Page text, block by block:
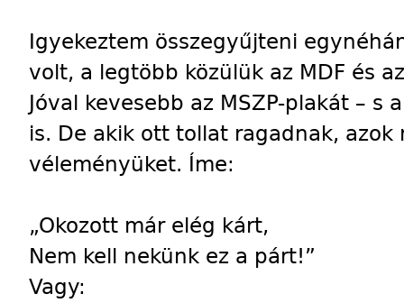
Igyekeztem összegyűjteni
volt, a legtöbb közülük az MDF és
Jóval kevesebb az MSZP-plakát – s
is. De akik ott tollat ragadnak, azok
véleményüket. Íme:
„Okozott már elég kárt,
Nem kell nekünk ez a párt!”
Vagy: